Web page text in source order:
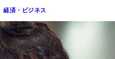
経済・ビジネス